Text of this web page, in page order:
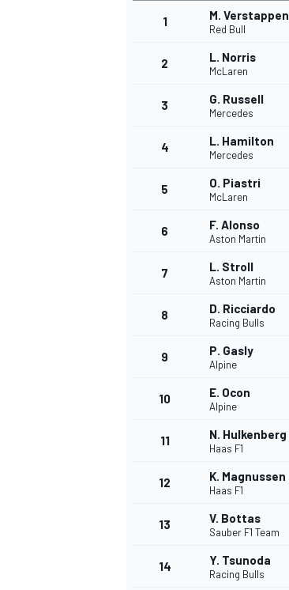
1 M. Verstappen
Red Bull
2 L. Norris
McLaren
3 G. Russell
Mercedes
4 L. Hamilton
Mercedes
5 O. Piastri
McLaren
6 F. Alonso
Aston Martin
7 L. Stroll
Aston Martin
8 D. Ricciardo
Racing Bulls
9 P. Gasly
Alpine
10 E. Ocon
Alpine
11 N. Hulkenberg
Haas F1
12 K. Magnussen
Haas F1
13 V. Bottas
Sauber F1 Team
14 Y. Tsunoda
Racing Bulls